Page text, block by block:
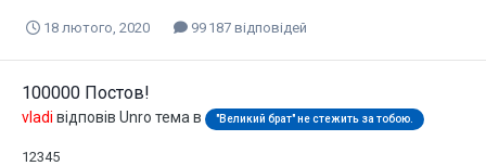
18 лютого, 2020 99 187 відповідей
100000 Постов!
vladi відповів Unro тема в "Великий брат" не стежить за тобою.
12345